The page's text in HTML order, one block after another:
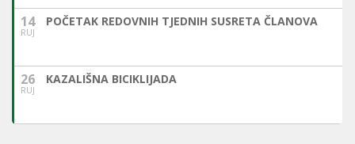
14
RUJ
POČETAK REDOVNIH TJEDNIH SUSRETA ČLANOVA
26
RUJ
KAZALIŠNA BICIKLIJADA